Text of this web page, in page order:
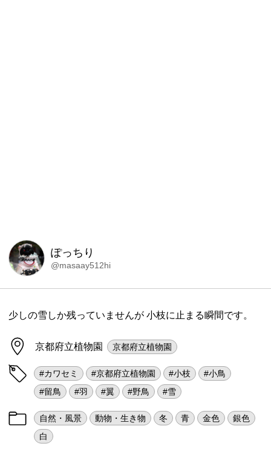
ぽっちり
@masaay512hi
少しの雪しか残っていませんが 小枝に止まる瞬間です。
京都府立植物園 京都府立植物園
#カワセミ #京都府立植物園 #小枝
#小鳥
#留鳥
#羽 #翼 #野鳥 #雪
自然・風景 動物・生き物 冬 青 金色
銀色
白